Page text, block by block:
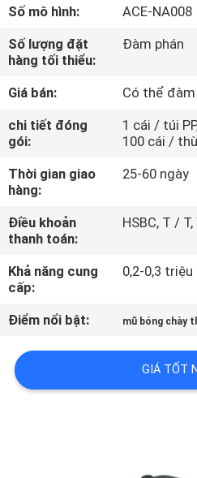
CHÚNG
TÔI
THAM
QUAN
MÁY
KIỂM
SOÁT
CHẤT
LƯỢNG
LIÊN
HỆ
Số mô hình:
ACE-NA008
Số lượng đặt
hàng tối thiểu:
Đàm phán
Giá bán:
Có thể đàm
chi tiết đóng
gói:
1 cái / túi
100 cái /
Thời gian giao
hàng:
25-60 ngày
Điều khoản
thanh toán:
HSBC, T /
Khả năng cung
cấp:
0,2-0,3
Điểm nổi bật: mũ bóng chày
GIÁ TỐT